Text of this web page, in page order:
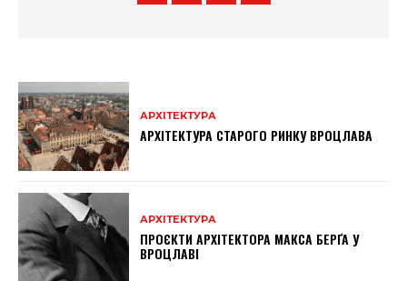
АРХІТЕКТУРА
АРХІТЕКТУРА СТАРОГО РИНКУ ВРОЦЛАВА
АРХІТЕКТУРА
ПРОЄКТИ АРХІТЕКТОРА МАКСА БЕРҐА У
ВРОЦЛАВІ